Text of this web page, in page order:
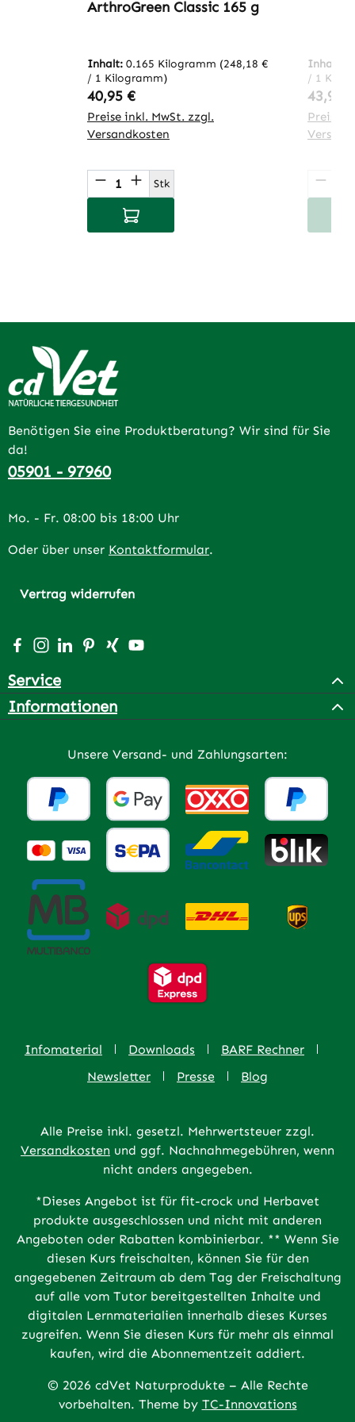
ArthroGreen Classic 165 g
Inhalt: 0.165 Kilogramm (248,18 €
/ 1 Kilogramm)
Regulärer Preis:
40,95 €
Preise inkl. MwSt. zzgl.
Versandkosten
Produkt Anzahl: Gib den
Stk
In den Warenkorb
Inhalt:
/ 1
43,95 €
Preise
Benötigen Sie eine Produktberatung? Wir sind für Sie
da!
05901 - 97960
Mo. - Fr. 08:00 bis 18:00 Uhr
Oder über unser Kontaktformular.
Vertrag widerrufen
Besuche uns auf Facebook – öffnet in neuem Tab
Schau auf Instagram vorbei – öffnet in neuem Tab
Vernetze dich mit uns auf LinkedIn – öffnet in
Lass dich auf Pinterest inspirieren – öffnet
Vernetze dich mit uns auf Xing – öffnet
Sieh dir unsere Videos auf YouTube
Service
Informationen
Unsere Versand- und Zahlungsarten:
Infomaterial Downloads
BARF Rechner
Newsletter
Presse Blog
Alle Preise inkl. gesetzl. Mehrwertsteuer zzgl.
Versandkosten und ggf. Nachnahmegebühren, wenn
nicht anders angegeben.
*Dieses Angebot ist für fit-crock und Herbavet
produkte ausgeschlossen und nicht mit anderen
Angeboten oder Rabatten kombinierbar. ** Wenn Sie
diesen Kurs freischalten, können Sie für den
angegebenen Zeitraum ab dem Tag der Freischaltung
auf alle vom Tutor bereitgestellten Inhalte und
digitalen Lernmaterialien innerhalb dieses Kurses
zugreifen. Wenn Sie diesen Kurs für mehr als einmal
kaufen, wird die Abonnementzeit addiert.
© 2026 cdVet Naturprodukte – Alle Rechte
vorbehalten. Theme by TC-Innovations